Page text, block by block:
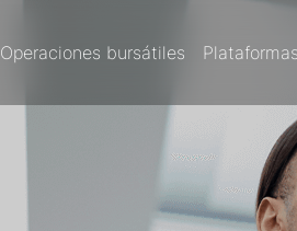
Operaciones bursátiles Plataformas